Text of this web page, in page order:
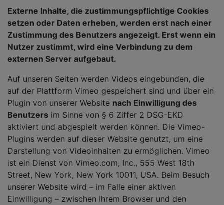
Externe Inhalte, die zustimmungspflichtige Cookies
setzen oder Daten erheben, werden erst nach einer
Zustimmung des Benutzers angezeigt. Erst wenn ein
Nutzer zustimmt, wird eine Verbindung zu dem
externen Server aufgebaut.
Auf unseren Seiten werden Videos eingebunden, die
auf der Plattform Vimeo gespeichert sind und über ein
Plugin von unserer Website nach Einwilligung des
Benutzers im Sinne von § 6 Ziffer 2 DSG-EKD
aktiviert und abgespielt werden können. Die Vimeo-
Plugins werden auf dieser Website genutzt, um eine
Darstellung von Videoinhalten zu ermöglichen. Vimeo
ist ein Dienst von Vimeo.com, Inc., 555 West 18th
Street, New York, New York 10011, USA. Beim Besuch
unserer Website wird – im Falle einer aktiven
Einwilligung – zwischen Ihrem Browser und den